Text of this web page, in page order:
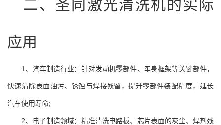
二、圣同激光清洗机的实际
应用
1、汽车制造行业：针对发动机零部件、车身框架等关键部件，
快速清除表面油污、锈蚀与焊接残留，提升零部件装配精度，延长
汽车使用寿命;
2、电子制造领域：精准清洗电路板、芯片表面的灰尘、焊剂残